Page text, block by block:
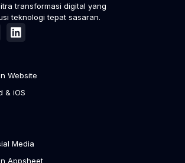
transformasi digital yang
teknologi tepat sasaran.
Website
& iOS
Media
Appsheet